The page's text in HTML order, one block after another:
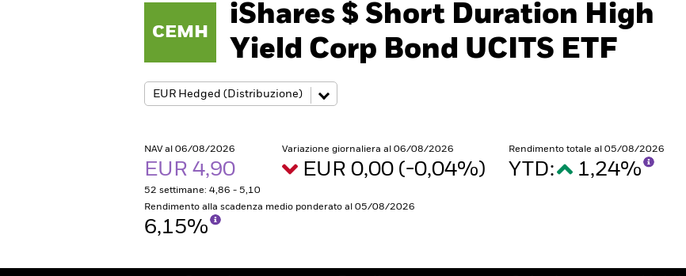
CEMH
iShares $ Short Duration High
Yield Corp Bond UCITS ETF
NAV al 06/08/2026
EUR 4,90
52 settimane: 4,86 - 5,10
Variazione giornaliera al 06/08/2026
EUR 0,00 (-0,04%)
Rendimento totale al 05/08/2026
YTD: 1,24%
Rendimento alla scadenza medio ponderato al 05/08/2026
6,15%